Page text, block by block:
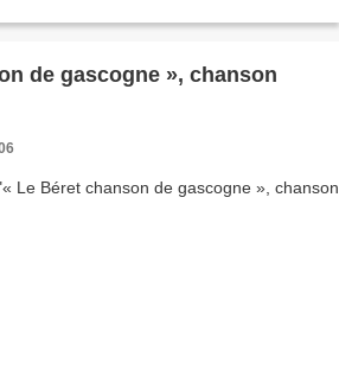
de gascogne », chanson